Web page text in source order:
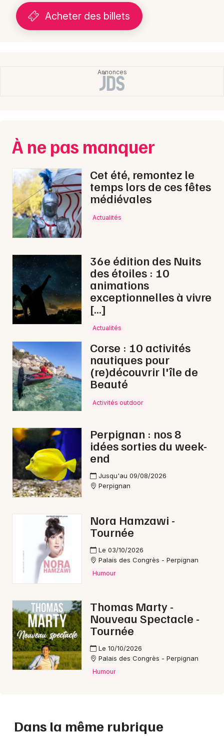
Acheter des billets
À ne pas manquer
Cet été, remontez le
temps lors de ces fêtes
médiévales
Actualités
36e édition des Nuits
des étoiles : 10
animations
exceptionnelles à vivre
[…]
Actualités
Corse : 10 activités
nautiques pour
(re)découvrir l'île de
Beauté
Activités outdoor
Perpignan : nos 8
idées sorties du week-
end
Jusqu'au 09/08/2026
Perpignan
Nora Hamzawi -
Tournée
Le 03/10/2026
Palais des Congrès - Perpignan
Humour
Thomas Marty -
Nouveau Spectacle -
Tournée
Le 10/10/2026
Palais des Congrès - Perpignan
Humour
Dans la même rubrique